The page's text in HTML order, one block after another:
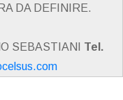
DA DEFINIRE.
SEBASTIANI Tel.